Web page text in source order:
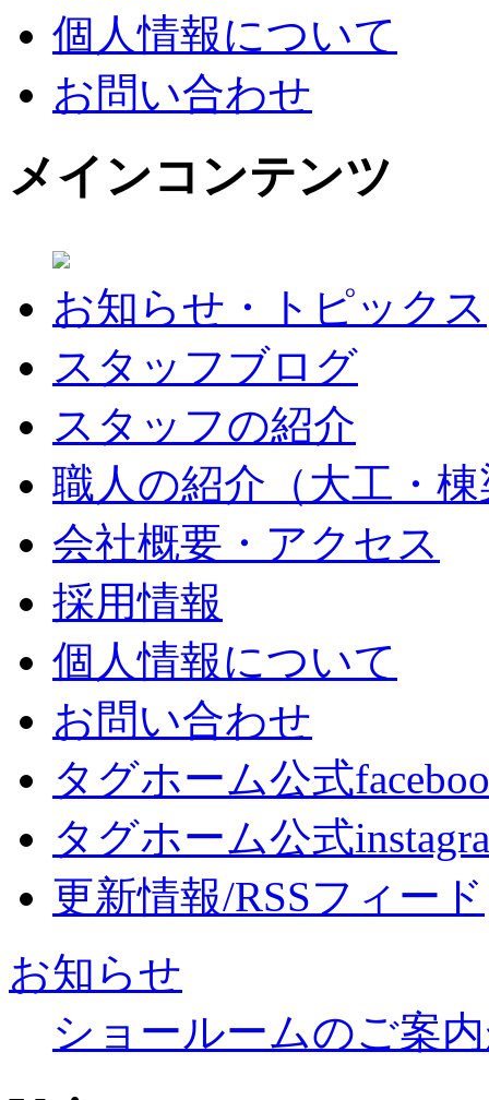
個人情報について
お問い合わせ
メインコンテンツ
お知らせ・トピックス
スタッフブログ
スタッフの紹介
職人の紹介（大工・
会社概要・アクセス
採用情報
個人情報について
お問い合わせ
タグホーム公式
タグホーム公式
更新情報/RSSフィード
お知らせ
ショールームのご案